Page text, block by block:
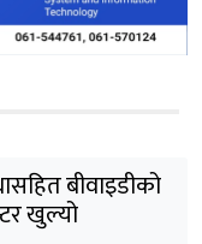
बीवाइडीको
खुल्यो